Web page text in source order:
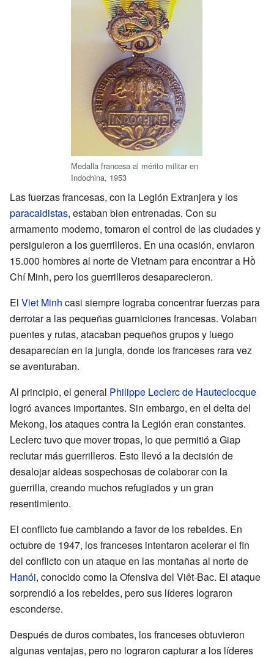
Medalla francesa al mérito militar en
Indochina, 1953
Las fuerzas francesas, con la Legión Extranjera y los
paracaidistas, estaban bien entrenadas. Con su
armamento moderno, tomaron el control de las ciudades y
persiguieron a los guerrilleros. En una ocasión, enviaron
15.000 hombres al norte de Vietnam para encontrar a Hồ
Chí Minh, pero los guerrilleros desaparecieron.
El Viet Minh casi siempre lograba concentrar fuerzas para
derrotar a las pequeñas guarniciones francesas. Volaban
puentes y rutas, atacaban pequeños grupos y luego
desaparecían en la jungla, donde los franceses rara vez
se aventuraban.
Al principio, el general Philippe Leclerc de Hauteclocque
logró avances importantes. Sin embargo, en el delta del
Mekong, los ataques contra la Legión eran constantes.
Leclerc tuvo que mover tropas, lo que permitió a Giap
reclutar más guerrilleros. Esto llevó a la decisión de
desalojar aldeas sospechosas de colaborar con la
guerrilla, creando muchos refugiados y un gran
resentimiento.
El conflicto fue cambiando a favor de los rebeldes. En
octubre de 1947, los franceses intentaron acelerar el fin
del conflicto con un ataque en las montañas al norte de
Hanói, conocido como la Ofensiva del Viêt-Bac. El ataque
sorprendió a los rebeldes, pero sus líderes lograron
esconderse.
Después de duros combates, los franceses obtuvieron
algunas ventajas, pero no lograron capturar a los líderes